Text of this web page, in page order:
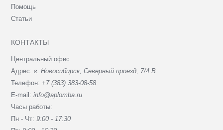
Помощь
Статьи
КОНТАКТЫ
Центральный офис
Адрес:г. Новосибирск, Северный проезд, 7/4 В
Телефон: +7 (383) 383-08-58
E-mail:info@aplomba.ru
Часы работы:
Пн - Чт:9:00 - 17:30